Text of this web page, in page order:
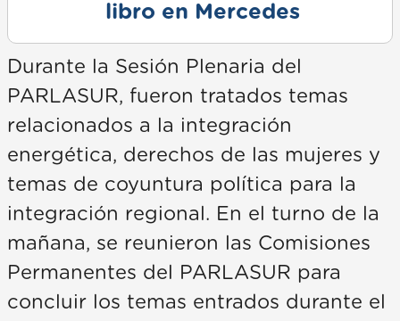
libro en Mercedes
Durante la Sesión Plenaria del
PARLASUR, fueron tratados temas
relacionados a la integración
energética, derechos de las mujeres y
temas de coyuntura política para la
integración regional. En el turno de la
mañana, se reunieron las Comisiones
Permanentes del PARLASUR para
concluir los temas entrados durante el